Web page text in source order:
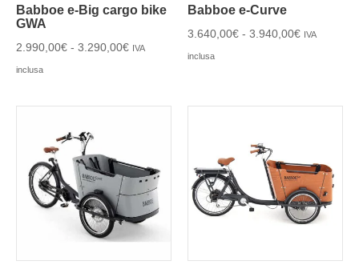
Babboe e-Big cargo bike
GWA
2.990,00€ - 3.290,00€ IVA
inclusa
Babboe e-Curve
3.640,00€ - 3.940,00€ IVA
inclusa